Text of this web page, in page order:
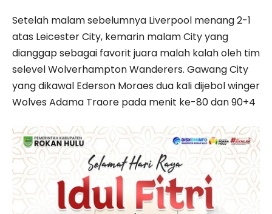
Setelah malam sebelumnya Liverpool menang 2-1
atas Leicester City, kemarin malam City yang
dianggap sebagai favorit juara malah kalah oleh tim
selevel Wolverhampton Wanderers. Gawang City
yang dikawal Ederson Moraes dua kali dijebol winger
Wolves Adama Traore pada menit ke-80 dan 90+4